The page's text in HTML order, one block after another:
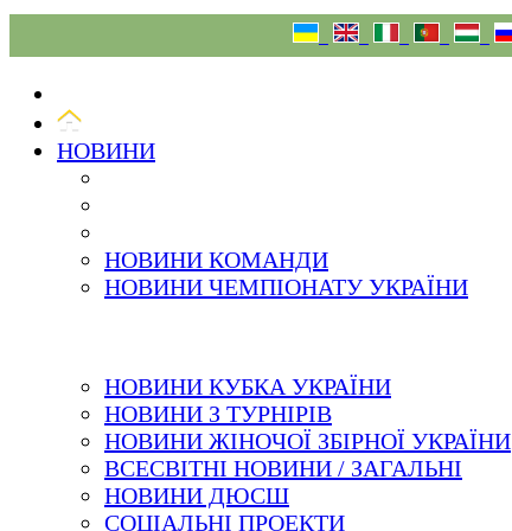
НОВИНИ
НОВИНИ КОМАНДИ
НОВИНИ ЧЕМПІОНАТУ УКРАЇНИ
НОВИНИ КУБКА УКРАЇНИ
НОВИНИ З ТУРНІРІВ
НОВИНИ ЖІНОЧОЇ ЗБІРНОЇ УКРАЇНИ
ВСЕСВІТНІ НОВИНИ / ЗАГАЛЬНІ
НОВИНИ ДЮСШ
СОЦІАЛЬНІ ПРОЕКТИ